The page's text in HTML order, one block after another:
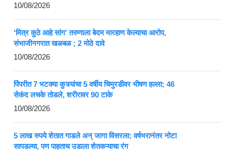
10/08/2026
‘मित्र कुठे आहे सांग’ तरुणाला बेदम मारहाण केल्याचा आरोप,
संभाजीनगरात खळबळ ; 2 मोठे दावे
10/08/2026
पिंपरीत 7 भटक्या कुत्र्यांचा 5 वर्षीय चिमुरडीवर भीषण हल्ला; 46
सेकंद लचके तोडले, शरीरावर 90 टाके
10/08/2026
5 लाख रुपये शेतात गाडले अन् जागा विसरला; वर्षभरानंतर नोटा
सापडल्या, पण पाहताच उडाला शेतकऱ्याचा रंग